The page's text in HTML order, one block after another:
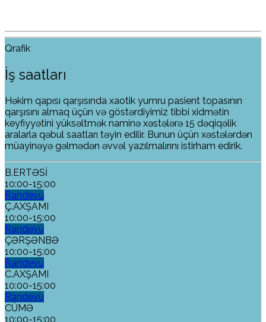
Qrafik
İş saatları
Həkim qapısı qarşısında xaotik yumru pasient topasının
qarşısını almaq üçün və göstərdiyimiz tibbi xidmətin
keyfiyyətini yüksəltmək naminə xəstələrə 15 dəqiqəlik
aralarla qəbul saatları təyin edilir. Bunun üçün xəstələrdən
müayinəyə gəlmədən əvvəl yazılmalırını istirham edirik.
B.ERTƏSİ
10:00-15:00
Randevu
Ç.AXŞAMI
10:00-15:00
Randevu
ÇƏRŞƏNBƏ
10:00-15:00
Randevu
C.AXŞAMI
10:00-15:00
Randevu
CÜMƏ
10:00-15:00